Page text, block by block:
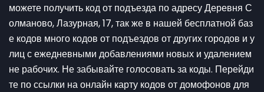
можете получить код от подъезда по адресу Деревня С
олманово, Лазурная, 17, так же в нашей бесплатной баз
е кодов много кодов от подъездов от других городов и у
лиц с ежедневными добавлениями новых и удалением
не рабочих. Не забывайте голосовать за коды. Перейди
те по ссылки на онлайн карту кодов от домофонов для